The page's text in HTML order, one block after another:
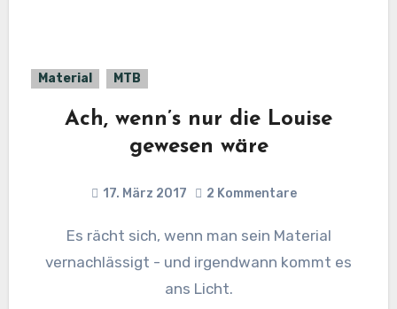
Material MTB
Ach, wenn’s nur die Louise
gewesen wäre
17. März 2017 2 Kommentare
Es rächt sich, wenn man sein Material
vernachlässigt - und irgendwann kommt es
ans Licht.